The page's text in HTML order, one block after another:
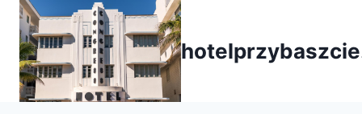
Przejdź
treści